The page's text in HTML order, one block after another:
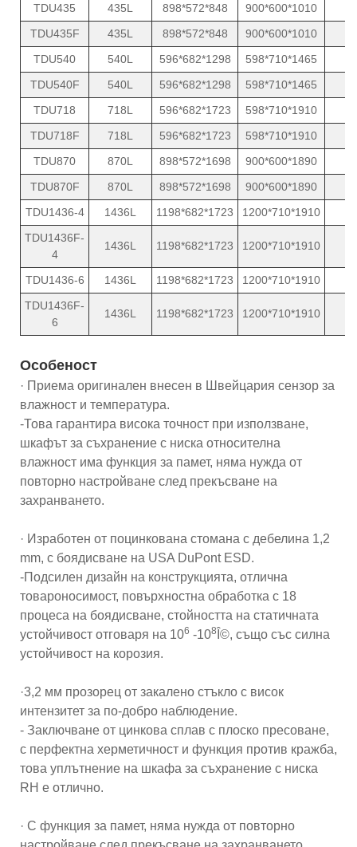
TDU435
435L 898*572*848 900*600*1010
TDU435F
435L 898*572*848 900*600*1010
TDU540
540L 596*682*1298 598*710*1465
TDU540F
540L 596*682*1298 598*710*1465
TDU718
718L 596*682*1723 598*710*1910
TDU718F
718L 596*682*1723 598*710*1910
TDU870
870L 898*572*1698 900*600*1890
TDU870F
870L 898*572*1698 900*600*1890
TDU1436-4
1436L 1198*682*1723 1200*710*1910
TDU1436F-
4
1436L 1198*682*1723 1200*710*1910
TDU1436-6 1436L 1198*682*1723 1200*710*1910
TDU1436F-
6
1436L 1198*682*1723 1200*710*1910
Особеност
· Приема оригинален внесен в Швейцария сензор за
влажност и температура.
-Това гарантира висока точност при използване,
шкафът за съхранение с ниска относителна
влажност има функция за памет, няма нужда от
повторно настройване след прекъсване на
захранването.
· Изработен от поцинкована стомана с дебелина 1,2
mm, с боядисване на USA DuPont ESD.
-Подсилен дизайн на конструкцията, отлична
товароносимост, повърхностна обработка с 18
процеса на боядисване, стойността на статичната
устойчивост отговаря на 106 -108 Î©, също със силна
устойчивост на корозия.
·3,2 мм прозорец от закалено стъкло с висок
интензитет за по-добро наблюдение.
- Заключване от цинкова сплав с плоско пресоване,
с перфектна херметичност и функция против кражба,
това уплътнение на шкафа за съхранение с ниска
RH е отлично.
· С функция за памет, няма нужда от повторно